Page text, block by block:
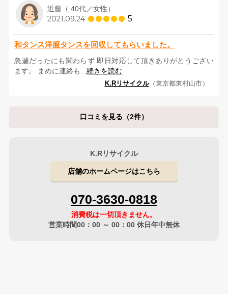
近藤（ 40代／女性）
2021.09.24 5
和タンス洋服タンスを回収してもらいました。
急遽だったにも関わらず 即日対応して頂きありがとうござい
ます。 まめに連絡も...続きを読む
K.Rリサイクル（東京都東村山市）
口コミを見る（2件）
K.Rリサイクル
店舗のホームページはこちら
070-3630-0818
消費税は一切頂きません。
営業時間00：00 ～ 00：00 休日年中無休